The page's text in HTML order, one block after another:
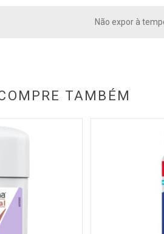
Não expor à
TAMBÉM